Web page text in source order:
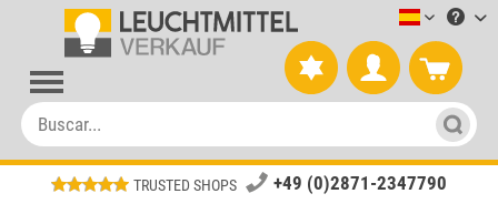
TRUSTED SHOPS +49 (0)2871-2347790